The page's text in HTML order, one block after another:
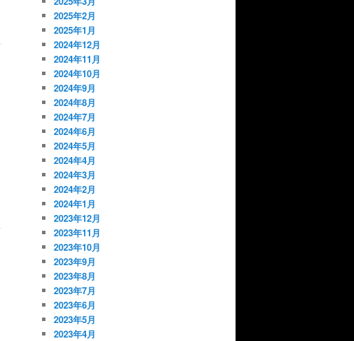
2025年2月
2025年1月
2024年12月
2024年11月
2024年10月
2024年9月
2024年8月
2024年7月
2024年6月
2024年5月
2024年4月
2024年3月
2024年2月
2024年1月
2023年12月
2023年11月
2023年10月
2023年9月
2023年8月
2023年7月
2023年6月
2023年5月
2023年4月